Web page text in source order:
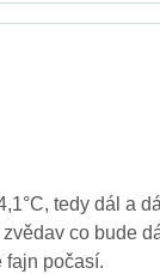
tedy dál a
co bude
fajn počasí.